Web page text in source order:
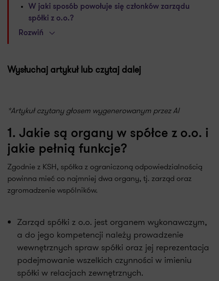
W jaki sposób powołuje się członków zarządu
spółki z o.o.?
Rozwiń
Wysłuchaj artykuł lub czytaj dalej
*Artykuł czytany głosem wygenerowanym przez AI
1. Jakie są organy w spółce z o.o. i
jakie pełnią funkcje?
Zgodnie z KSH, spółka z ograniczoną odpowiedzialnością
powinna mieć co najmniej dwa organy, tj. zarząd oraz
zgromadzenie wspólników.
Zarząd spółki z o.o. jest organem wykonawczym,
a do jego kompetencji należy prowadzenie
wewnętrznych spraw spółki oraz jej reprezentacja
podejmowanie wszelkich czynności w imieniu
spółki w relacjach zewnętrznych.